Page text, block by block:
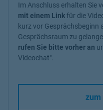
Im Anschluss erhalten Sie
mit einem Linkfür die
kurz vor Gesprächsbeginn
Gesprächsraum zu
rufen Sie bitte vorher an
Videochat".
zum